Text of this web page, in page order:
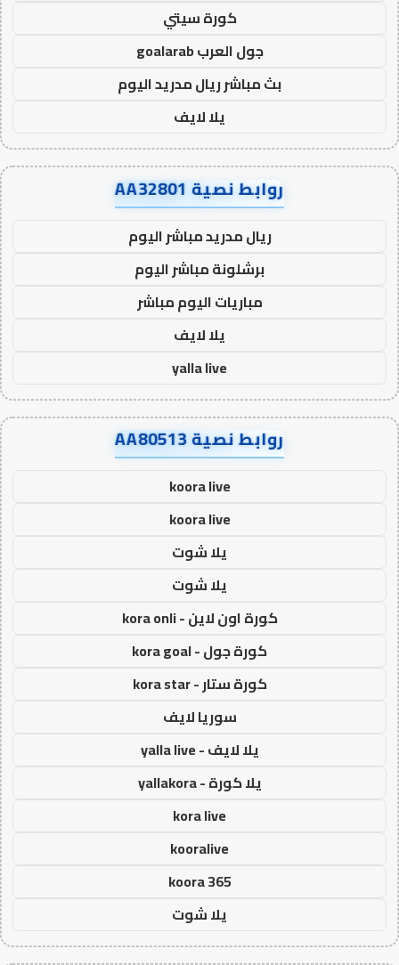
كورة سيتي
جول العرب goalarab
بث مباشر ريال مدريد اليوم
يلا لايف
روابط نصية AA32801
ريال مدريد مباشر اليوم
برشلونة مباشر اليوم
مباريات اليوم مباشر
يلا لايف
yalla live
روابط نصية AA80513
koora live
koora live
يلا شوت
يلا شوت
كورة اون لاين - kora onli
كورة جول - kora goal
كورة ستار - kora star
سوريا لايف
يلا لايف - yalla live
يلا كورة - yallakora
kora live
kooralive
koora 365
يلا شوت